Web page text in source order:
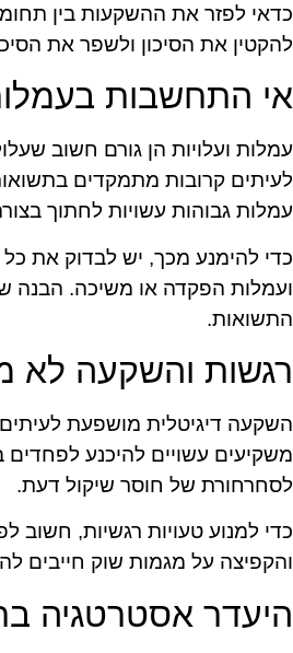
כדאי לפזר את ההשקעות בין תחומים
להקטין את הסיכון ולשפר את
אי התחשבות
עמלות ועלויות הן גורם חשוב
לעיתים קרובות מתמקדים
עמלות גבוהות עשויות לחתוך
כדי להימנע מכך, יש לבדוק את
ועמלות הפקדה או משיכה. הבנה
התשואות.
רגשות והשקעה לא
השקעה דיגיטלית מושפעת
משקיעים עשויים להיכנע לפחדים
לסחרחורת של חוסר שיקול דעת.
כדי למנוע טעויות רגשיות, חשוב
והקפיצה על מגמות שוק חייבים
היעדר אסטרטגיה